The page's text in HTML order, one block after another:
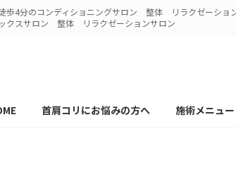
歩4分のコンディショニングサロン 整体 リラクゼーシ
クスサロン 整体 リラクゼーションサロン
首肩コリにお悩みの方へ 施術メニュ